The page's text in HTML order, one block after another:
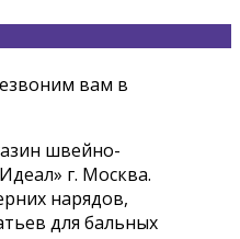
вам в
швейно-
г. Москва.
нарядов,
для бальных